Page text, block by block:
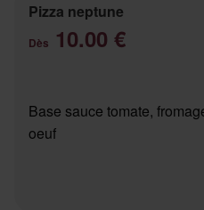
Pizza neptune
Dès 10.00 €
Base sauce tomate,
oeuf